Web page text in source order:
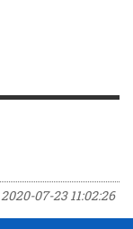
2020-07-23 11:02:26